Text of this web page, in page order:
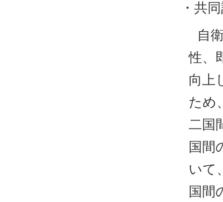
・共
自
性、
向上
ため
二国
国間
いて
国間